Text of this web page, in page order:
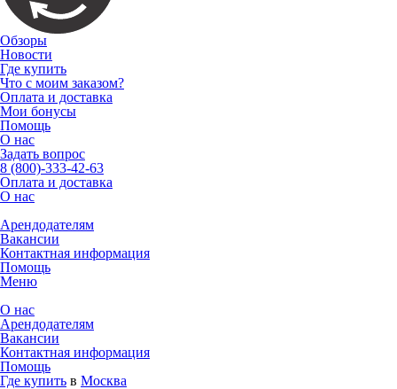
Обзоры
Новости
Где купить
Что с моим заказом?
Оплата и доставка
Мои бонусы
Помощь
О нас
Задать вопрос
8 (800)-333-42-63
Оплата и доставка
О нас
Арендодателям
Вакансии
Контактная информация
Помощь
Меню
О нас
Арендодателям
Вакансии
Контактная информация
Помощь
Где купить в Москва